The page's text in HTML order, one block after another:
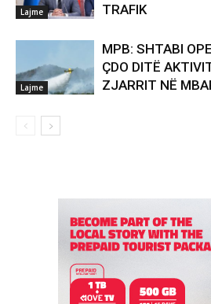
Lajme
TRAFIK
Lajme
MPB: SHTABI
ÇDO DITË
ZJARRIT NË